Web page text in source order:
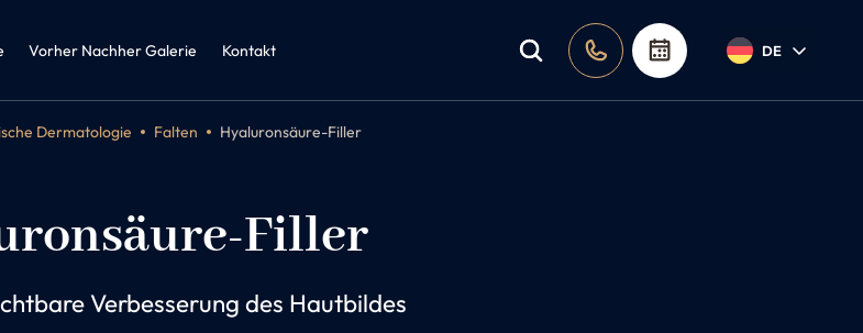
Vorher Nachher Galerie Kontakt DE
Dermatologie Falten Hyaluronsäure-Filler
Filler
Verbesserung des Hautbildes